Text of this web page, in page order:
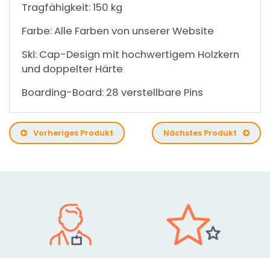
Tragfähigkeit: 150 kg
Farbe: Alle Farben von unserer Website
Ski: Cap-Design mit hochwertigem Holzkern
und doppelter Härte
Boarding-Board: 28 verstellbare Pins
Vorheriges Produkt Nächstes Produkt